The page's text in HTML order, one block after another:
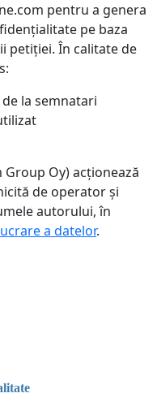
pentru a genera
pe baza
petiției. În calitate de
la semnatari
Oy) acționează
de operator și
autorului, în
a datelor.